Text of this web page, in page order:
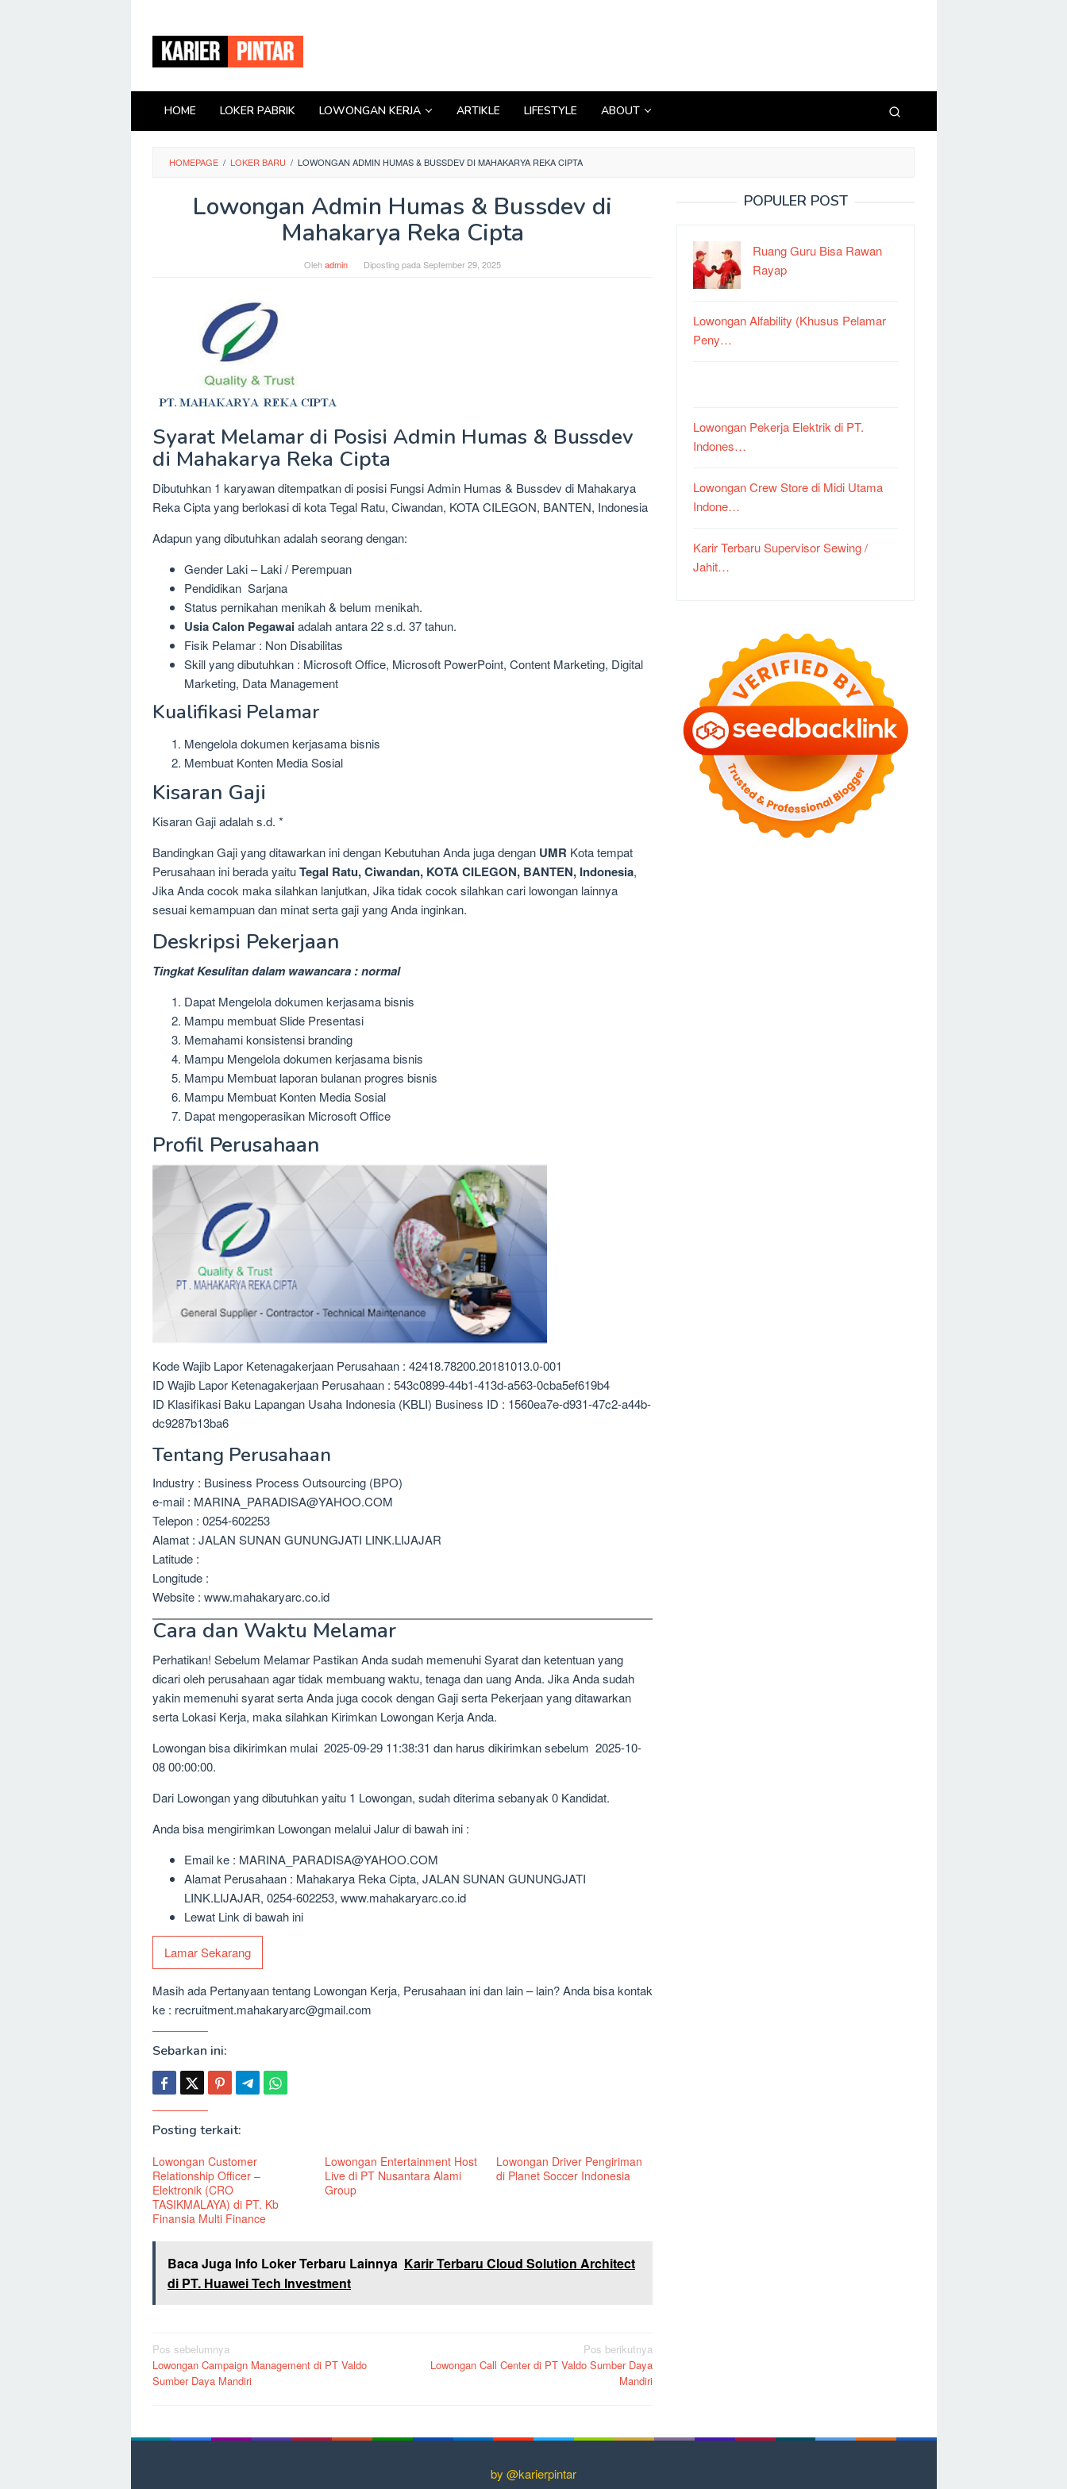
konten
HOME LOKER PABRIK LOWONGAN KERJA ARTIKLE LIFESTYLE ABOUT
HOMEPAGE / LOKER BARU / LOWONGAN ADMIN HUMAS & BUSSDEV DI MAHAKARYA REKA CIPTA
Lowongan Admin Humas & Bussdev di
Mahakarya Reka Cipta
Olehadmin Diposting pada September 29, 2025
Syarat Melamar di Posisi Admin Humas & Bussdev
di Mahakarya Reka Cipta
Dibutuhkan 1 karyawan ditempatkan di posisi Fungsi Admin Humas & Bussdev di Mahakarya
Reka Cipta yang berlokasi di kota Tegal Ratu, Ciwandan, KOTA CILEGON, BANTEN, Indonesia
Adapun yang dibutuhkan adalah seorang dengan:
Gender Laki – Laki / Perempuan
Pendidikan Sarjana
Status pernikahan menikah & belum menikah.
Usia Calon Pegawaiadalah antara 22 s.d. 37 tahun.
Fisik Pelamar : Non Disabilitas
Skill yang dibutuhkan : Microsoft Office, Microsoft PowerPoint, Content Marketing, Digital
Marketing, Data Management
Kualifikasi Pelamar
Mengelola dokumen kerjasama bisnis
Membuat Konten Media Sosial
Kisaran Gaji
Kisaran Gaji adalah s.d. *
Bandingkan Gaji yang ditawarkan ini dengan Kebutuhan Anda juga dengan UMR Kota tempat
Perusahaan ini berada yaituTegal Ratu, Ciwandan, KOTA CILEGON, BANTEN, Indonesia,
Jika Anda cocok maka silahkan lanjutkan, Jika tidak cocok silahkan cari lowongan lainnya
sesuai kemampuan dan minat serta gaji yang Anda inginkan.
Deskripsi Pekerjaan
Tingkat Kesulitan dalam wawancara : normal
Dapat Mengelola dokumen kerjasama bisnis
Mampu membuat Slide Presentasi
Memahami konsistensi branding
Mampu Mengelola dokumen kerjasama bisnis
Mampu Membuat laporan bulanan progres bisnis
Mampu Membuat Konten Media Sosial
Dapat mengoperasikan Microsoft Office
Profil Perusahaan
Kode Wajib Lapor Ketenagakerjaan Perusahaan : 42418.78200.20181013.0-001
ID Wajib Lapor Ketenagakerjaan Perusahaan : 543c0899-44b1-413d-a563-0cba5ef619b4
ID Klasifikasi Baku Lapangan Usaha Indonesia (KBLI) Business ID : 1560ea7e-d931-47c2-a44b-
dc9287b13ba6
Tentang Perusahaan
Industry : Business Process Outsourcing (BPO)
e-mail : MARINA_PARADISA@YAHOO.COM
Telepon : 0254-602253
Alamat : JALAN SUNAN GUNUNGJATI LINK.LIJAJAR
Latitude :
Longitude :
Website : www.mahakaryarc.co.id
Cara dan Waktu Melamar
Perhatikan! Sebelum Melamar Pastikan Anda sudah memenuhi Syarat dan ketentuan yang
dicari oleh perusahaan agar tidak membuang waktu, tenaga dan uang Anda. Jika Anda sudah
yakin memenuhi syarat serta Anda juga cocok dengan Gaji serta Pekerjaan yang ditawarkan
serta Lokasi Kerja, maka silahkan Kirimkan Lowongan Kerja Anda.
Lowongan bisa dikirimkan mulai 2025-09-29 11:38:31 dan harus dikirimkan sebelum 2025-10-
08 00:00:00.
Dari Lowongan yang dibutuhkan yaitu 1 Lowongan, sudah diterima sebanyak 0 Kandidat.
Anda bisa mengirimkan Lowongan melalui Jalur di bawah ini :
Email ke : MARINA_PARADISA@YAHOO.COM
Alamat Perusahaan : Mahakarya Reka Cipta, JALAN SUNAN GUNUNGJATI
LINK.LIJAJAR, 0254-602253, www.mahakaryarc.co.id
Lewat Link di bawah ini
Lamar Sekarang
Masih ada Pertanyaan tentang Lowongan Kerja, Perusahaan ini dan lain – lain? Anda bisa kontak
ke : recruitment.mahakaryarc@gmail.com
Sebarkan ini:
Posting terkait:
Lowongan Customer
Relationship Officer –
Elektronik (CRO
TASIKMALAYA) di PT. Kb
Finansia Multi Finance
Lowongan Entertainment Host
Live di PT Nusantara Alami
Group
Lowongan Driver Pengiriman
di Planet Soccer Indonesia
Baca Juga Info Loker Terbaru Lainnya Karir Terbaru Cloud Solution Architect
di PT. Huawei Tech Investment
Navigasi
pos
Pos sebelumnya
Lowongan Campaign Management di PT Valdo
Sumber Daya Mandiri
Pos berikutnya
Lowongan Call Center di PT Valdo Sumber Daya
Mandiri
POPULER POST
Ruang Guru Bisa Rawan
Rayap
Lowongan Alfability (Khusus Pelamar
Peny…
Lowongan Pekerja Elektrik di PT.
Indones…
Lowongan Crew Store di Midi Utama
Indone…
Karir Terbaru Supervisor Sewing /
Jahit…
by @karierpintar